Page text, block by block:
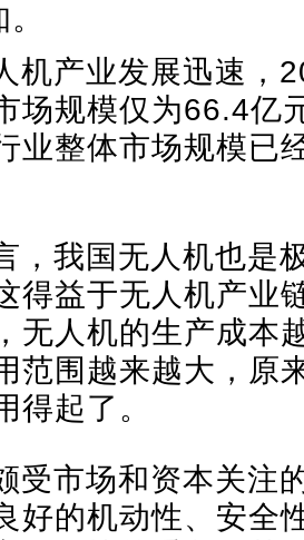
机产业发展迅速，
场规模仅为66.4亿
业整体市场规模已
，我国无人机也是
得益于无人机产业
无人机的生产成本
范围越来越大，原
得起了。
受市场和资本关注
好的机动性、安全